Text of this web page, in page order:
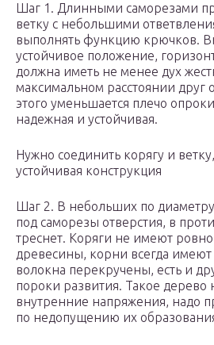
Шаг 1. Длинными саморезами
ветку с небольшими
выполнять функцию крючков.
устойчивое положение,
должна иметь не менее дух
максимальном расстоянии друг
этого уменьшается плечо
надежная и устойчивая.
Нужно соединить корягу и
устойчивая конструкция
Шаг 2. В небольших по
под саморезы отверстия, в
треснет. Коряги не имеют
древесины, корни всегда имеют
волокна перекручены, есть и
пороки развития. Такое дерево
внутренние напряжения, надо
по недопущению их